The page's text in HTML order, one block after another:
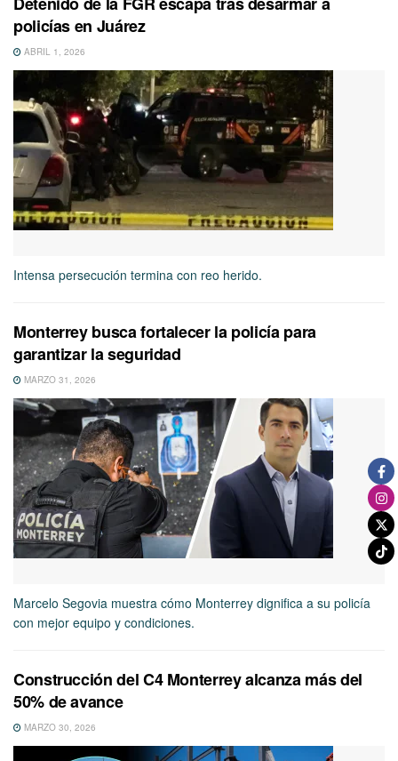
policías en Juárez
ABRIL 1, 2026
Intensa persecución termina con reo herido.
Monterrey busca fortalecer la policía para
garantizar la seguridad
MARZO 31, 2026
Marcelo Segovia muestra cómo Monterrey dignifica a su policía
con mejor equipo y condiciones.
Construcción del C4 Monterrey alcanza más del
50% de avance
MARZO 30, 2026